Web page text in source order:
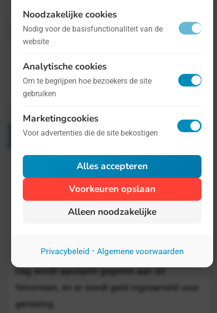
opde website van de WFOT
Verwante Dagen
Internationale Dag van de Mentale
10 oktober
mentalegezondheidsproblemen. Tijdens de
Dag wordt aandacht gegeven aan dit
fenomeen, en er wordt geld ingezameld voor
genezing.
Noodzakelijke cookies
Nodig voor de basisfunctionaliteit van de
website
Analytische cookies
Om te begrijpen hoe bezoekers de site
gebruiken
Marketingcookies
Voor advertenties die de site bekostigen
Alles accepteren
Voorkeuren opslaan
Alleen noodzakelijke
Privacybeleid · Algemene voorwaarden